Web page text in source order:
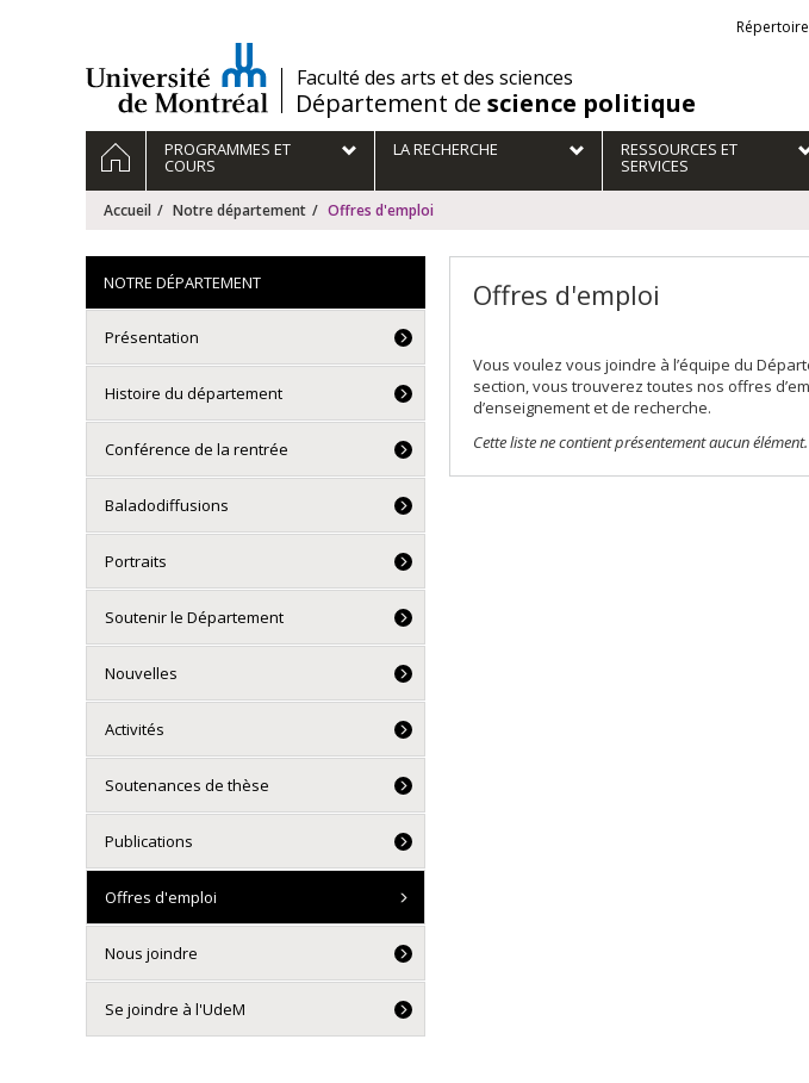
/Faculté des arts et des sciences
Département de science politique
Liens
externes
Répertoire
Navigation
principale
ACCUEILPROGRAMMES ET
COURS
LA RECHERCHE RESSOURCES ET
SERVICES
Accueil Notre département Offres d'emploi
Offres d'emploi
Vous voulez vous joindre à l’équipe du
section, vous trouverez toutes nos offres
d’enseignement et de recherche.
Cette liste ne contient présentement aucun élément.
NOTRE DÉPARTEMENT
Présentation
Histoire du département
Conférence de la rentrée
Baladodiffusions
Portraits
Soutenir le Département
Nouvelles
Activités
Soutenances de thèse
Publications
Offres d'emploi
Nous joindre
Se joindre à l'UdeM